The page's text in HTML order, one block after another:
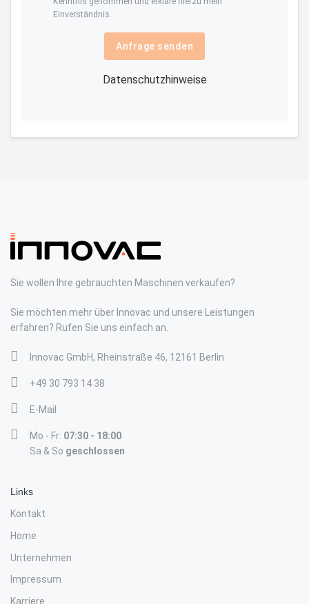
Einverständnis.
Anfrage senden
Datenschutzhinweise
Sie wollen Ihre gebrauchten Maschinen verkaufen?
Sie möchten mehr über Innovac und unsere Leistungen
erfahren? Rufen Sie uns einfach an.
Innovac GmbH, Rheinstraße 46, 12161 Berlin
+49 30 793 14 38
E-Mail
Mo - Fr: 07:30 - 18:00
Sa & So geschlossen
Links
Kontakt
Home
Unternehmen
Impressum
Karriere